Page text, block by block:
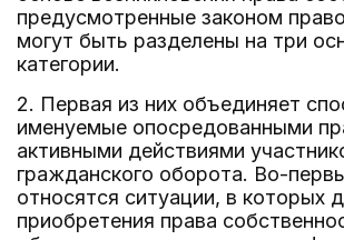
предусмотренные законом
могут быть разделены на три
категории.
2. Первая из них объединяет
именуемые опосредованными
активными действиями
гражданского оборота. Во-
относятся ситуации, в которых
приобретения права